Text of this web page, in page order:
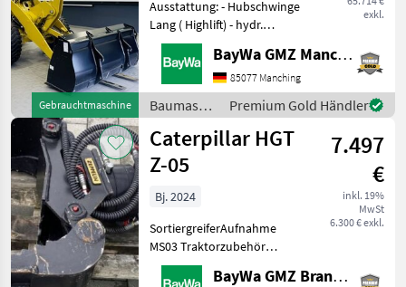
Gebrauchtmaschine
exkl.
Ausstattung: - Hubschwinge
Lang ( Highlift) - hydr.
Schnellwechsler - 3.
Steuerkreis - Erdschaufel -
Palettengabel - LED
Arbeitsscheinwerfer Jetzt
auch über WhatsApp
BayWa GMZ Manching
85077 Manching
Baumaschinen
/
Caterpillar
Premium Gold Händler
Caterpillar HGT
Z-05
7.497
€
inkl. 19%
MwSt
6.300 € exkl.
Bj. 2024
SortiergreiferAufnahme
MS03 Traktorzubehör
Sonstiges Traktorzubehör
BayWa GMZ Brandenburg /Sachsen